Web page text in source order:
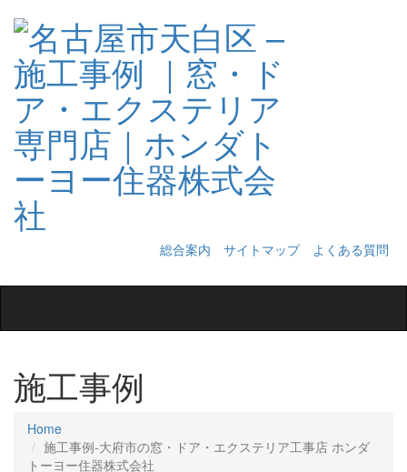
総合案内 サイトマップ
よくある質問
navigation
施工事例
Home
施工事例‐大府市の窓・ドア・エクステリア工事店 ホンダ
トーヨー住器株式会社